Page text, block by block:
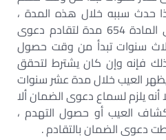
حدث سببه خلال هذه المدة ،
على أن القانون قد حدد فى المادة 654 مدة لتقادم دعوى
سنوات تبدأ من وقت حصول
فإنه وإن كان يشترط لتحقق
العيب خلال مدة عشر سنوات
أنه يلزم لسماع دعوى الضمان ألا
العيب أو حصول التهدم ،
دعوى الضمان بالتقادم .